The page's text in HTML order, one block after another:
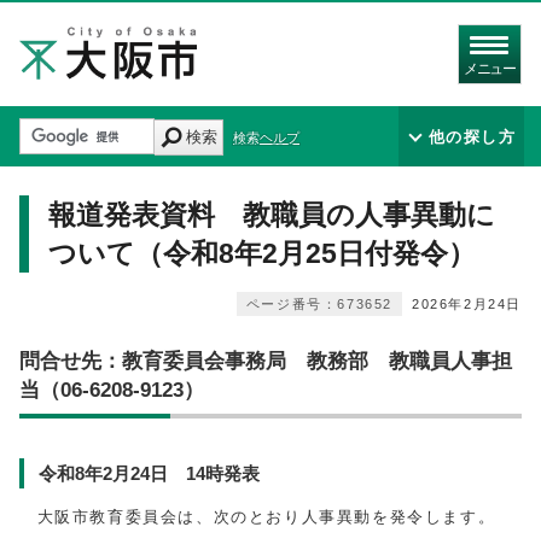
メニュー
検索 検索ヘルプ 他の探し方
報道発表資料 教職員の人事異動に
ついて（令和8年2月25日付発令）
2026年2月24日
ページ番号：673652
問合せ先：教育委員会事務局 教務部 教職員人事担
当（06-6208-9123）
令和8年2月24日 14時発表
大阪市教育委員会は、次のとおり人事異動を発令します。